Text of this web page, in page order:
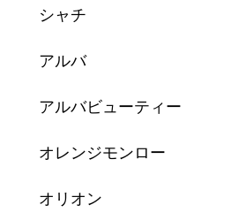
シャチ
アルバ
アルバビューティー
オレンジモンロー
オリオン